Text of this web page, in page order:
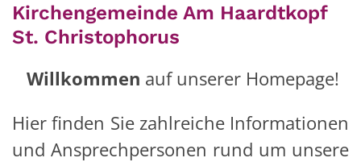
Kirchengemeinde Am Haardtkopf
St. Christophorus
Willkommen auf unserer Homepage!
Hier finden Sie zahlreiche Informationen
und Ansprechpersonen rund um unsere